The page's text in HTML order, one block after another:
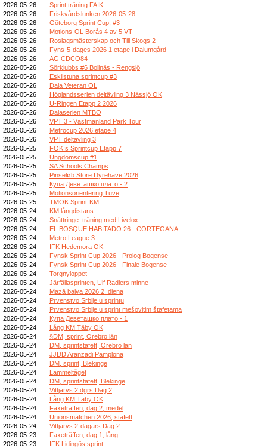
2026-05-26
Sprint träning FAIK
2026-05-26
Friskvårdslunken 2026-05-28
2026-05-26
Göteborg Sprint Cup, #3
2026-05-26
Motions-OL Borås 4 av 5 VT
2026-05-26
Roslagsmästerskap och Till Skogs 2
2026-05-26
Fyns-5-dages 2026 1 etape i Dalumgård
2026-05-26
AG CDCO84
2026-05-26
Sörklubbs #6 Bollnäs - Rengsjö
2026-05-26
Eskilstuna sprintcup #3
2026-05-26
Dala Veteran OL
2026-05-26
Höglandsserien deltävling 3 Nässjö OK
2026-05-26
U-Ringen Etapp 2 2026
2026-05-26
Dalaserien MTBO
2026-05-26
VPT 3 - Västmanland Park Tour
2026-05-26
Metrocup 2026 etape 4
2026-05-26
VPT deltävling 3
2026-05-25
FOK:s Sprintcup Etapp 7
2026-05-25
Ungdomscup #1
2026-05-25
SA Schools Champs
2026-05-25
Pinseløb Store Dyrehave 2026
2026-05-25
Купа Деветашко плато - 2
2026-05-25
Motionsorientering Tuve
2026-05-25
TMOK Sprint-KM
2026-05-24
KM långdistans
2026-05-24
Snättringe: träning med Livelox
2026-05-24
EL BOSQUE HABITADO 26 - CORTEGANA
2026-05-24
Metro League 3
2026-05-24
IFK Hedemora OK
2026-05-24
Fynsk Sprint Cup 2026 - Prolog Bogense
2026-05-24
Fynsk Sprint Cup 2026 - Finale Bogense
2026-05-24
Torgnyloppet
2026-05-24
Järfällasprinten, Ulf Radlers minne
2026-05-24
Mazā balva 2026 2. diena
2026-05-24
Prvenstvo Srbije u sprintu
2026-05-24
Prvenstvo Srbije u sprint mešovitim štafetama
2026-05-24
Купа Деветашко плато - 1
2026-05-24
Lång KM Täby OK
2026-05-24
§DM, sprint, Örebro län
2026-05-24
DM, sprintstafett, Örebro län
2026-05-24
JJDD Aranzadi Pamplona
2026-05-24
DM, sprint, Blekinge
2026-05-24
Lämmeltåget
2026-05-24
DM, sprintstafett, Blekinge
2026-05-24
Vittjärvs 2 dgrs Dag 2
2026-05-24
Lång KM Täby OK
2026-05-24
Faxeträffen, dag 2, medel
2026-05-24
Unionsmatchen 2026, stafett
2026-05-24
Vittjärvs 2-dagars Dag 2
2026-05-23
Faxeträffen, dag 1, lång
2026-05-23
IFK Lidingös sprint